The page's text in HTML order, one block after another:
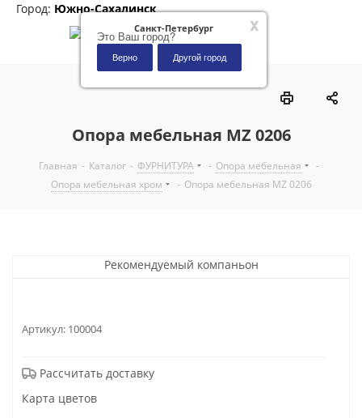
x
Санкт-Петербург
Это Ваш город?
Верно Другой город
Город: Южно-Сахалинск
Опора мебельная MZ 0206
Главная - Каталог - ФУРНИТУРА - Опора мебельная
-
Опора мебельная хром
- Опора мебельная MZ 0206
Рекомендуемый компаньон
Артикул: 100004
Рассчитать доставку
Карта цветов